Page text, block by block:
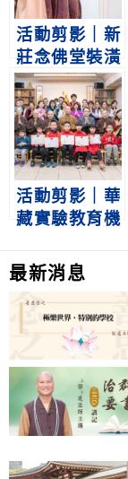
活動剪影｜新
莊念佛堂裝潢
灑淨儀規
活動剪影｜華
藏實驗教育機
班新春團拜
最新消息